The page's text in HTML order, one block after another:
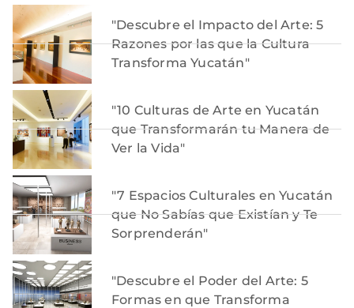
"Descubre el Impacto del Arte: 5
Razones por las que la Cultura
Transforma Yucatán"
"10 Culturas de Arte en Yucatán
que Transformarán tu Manera de
Ver la Vida"
"7 Espacios Culturales en Yucatán
que No Sabías que Existían y Te
Sorprenderán"
"Descubre el Poder del Arte: 5
Formas en que Transforma